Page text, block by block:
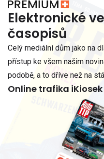
Elektronické
časopisů
Celý mediální dům jako na
přístup ke všem našim
podobě, a to dříve než na
Online trafika iKiosek